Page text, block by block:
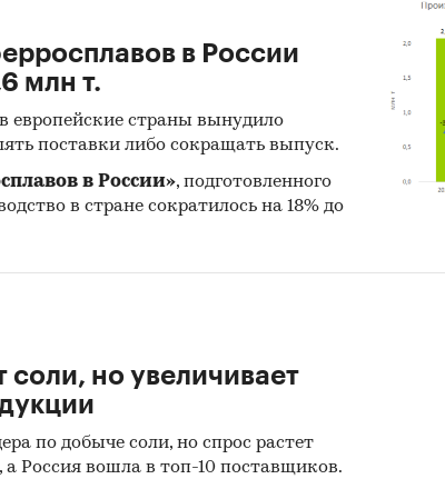
в России
млн т.
европейские страны вынудило
поставки либо сокращать выпуск.
в России», подготовленного
в стране сократилось на 18% до
но увеличивает
по добыче соли, но спрос растет
Россия вошла в топ-10 поставщиков.